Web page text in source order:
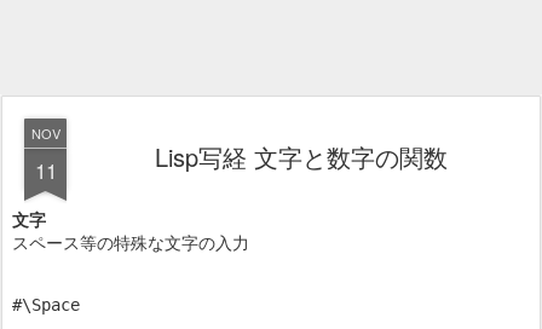
NOV
11 Lisp写経 文字と数字の関数
文字
スペース等の特殊な文字の入力
#\Space